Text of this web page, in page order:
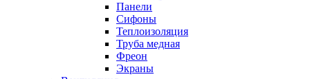
Панели
Сифоны
Теплоизоляция
Труба медная
Фреон
Экраны